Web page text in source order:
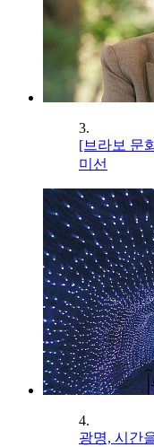
3.
[브라보 문
미선
4.
광명, 시간